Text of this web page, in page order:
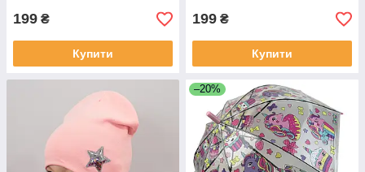
199 ₴
Купити
199 ₴
Купити
–20%